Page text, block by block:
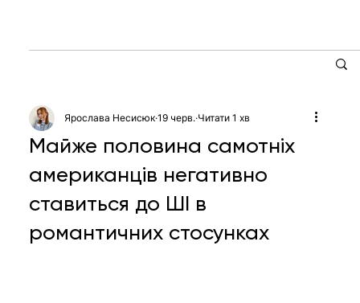
Майже половина самотніх
американців негативно
ставиться до ШІ в
романтичних стосунках
Ярослава Несисюк 19 черв. Читати 1 хв